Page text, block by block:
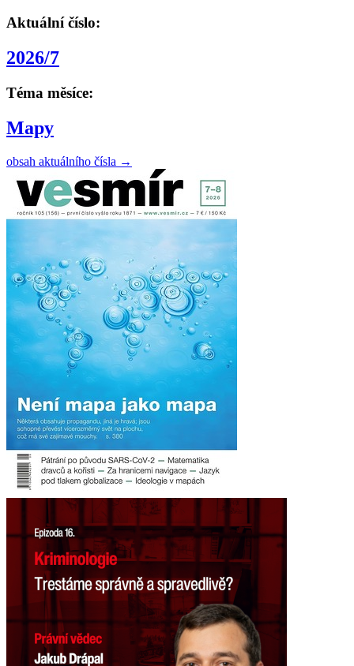
Aktuální číslo:
2026/7
Téma měsíce:
Mapy
obsah aktuálního čísla →